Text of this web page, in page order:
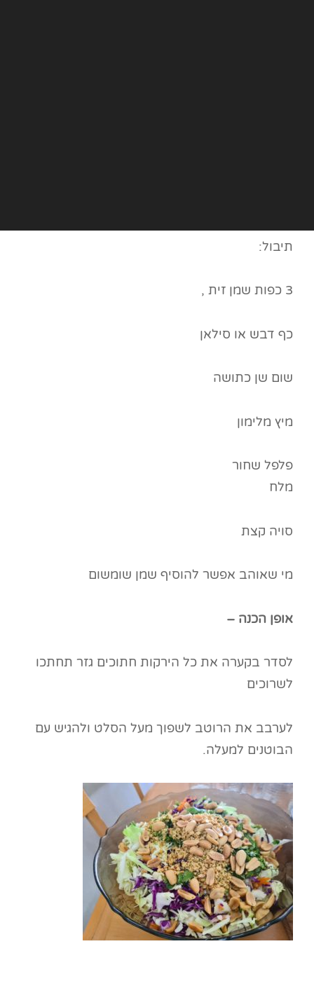
תיבול:
3 כפות שמן זית ,
כף דבש או סילאן
שום שן כתושה
מיץ מלימון
פלפל שחור
מלח
סויה קצת
מי שאוהב אפשר להוסיף שמן שומשום
אופן הכנה –
לסדר בקערה את כל הירקות חתוכים גזר תחתכו
לשרוכים
לערבב את הרוטב לשפוך מעל הסלט ולהגיש עם
הבוטנים למעלה.